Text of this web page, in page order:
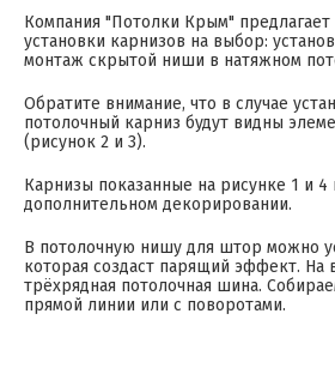
Компания "Потолки Крым" предлагает
установки карнизов на выбор:
монтаж скрытой ниши в натяжном
Обратите внимание, что в случае
потолочный карниз будут видны
(рисунок 2 и 3).
Карнизы показанные на рисунке 1 и 4
дополнительном декорировании.
В потолочную нишу для штор можно
которая создаст парящий эффект. На
трёхрядная потолочная шина.
прямой линии или с поворотами.